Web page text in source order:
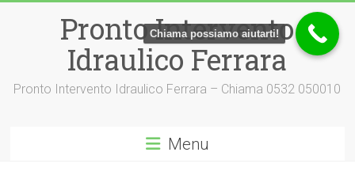
Pronto Intervento
Idraulico Ferrara
Pronto Intervento Idraulico Ferrara – Chiama 0532 050010
Menu
Chiama possiamo aiutarti!